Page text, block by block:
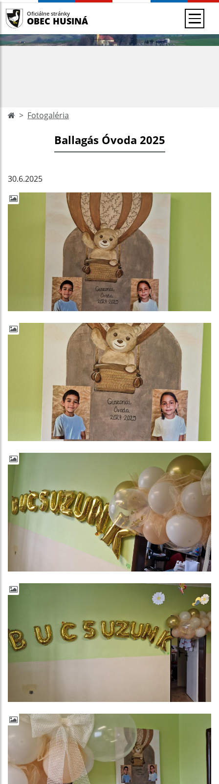
Oficiálne stránky
OBEC HUSINÁ
Fotogaléria
Ballagás Óvoda 2025
30.6.2025